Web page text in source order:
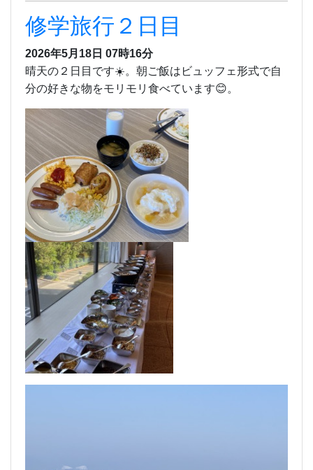
修学旅行２日目
2026年5月18日 07時16分
晴天の２日目です☀️。朝ご飯はビュッフェ形式で自
分の好きな物をモリモリ食べています😊。